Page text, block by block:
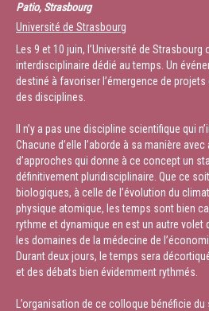
dynamique des échanges.
Parmi celles-ci, la narration dansée
(whakapapa) et le tissage (whātu)
sont autant de moments où les rythmes
ce monde. En donnant de son souffle,
une part de soi à travers ses gestes, et
tisseuse au sein du collectif contribuent à
dynamique qui se détache de la vie de tous
les jours afin d’engager des relations. En
contribuent à faire de certains instants
des moments d’exception, de tension
et ancêtres.
Durée : 14:00
Patio, Strasbourg
Université de Strasbourg
Les 9 et 10 juin, l’Université de
interdisciplinaire dédié au temps. Un
destiné à favoriser l’émergence de
des disciplines.
Il n’y a pas une discipline scientifique qui
Chacune d’elle l’aborde à sa manière
d’approches qui donne à ce concept un
définitivement pluridisciplinaire. Que ce
biologiques, à celle de l’évolution du
physique atomique, les temps sont bien
rythme et dynamique en est un autre volet
les domaines de la médecine de
Durant deux jours, le temps sera
et des débats bien évidemment rythmés.
L’organisation de ce colloque bénéficie